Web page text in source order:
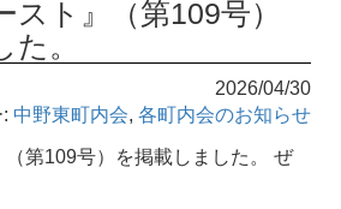
スト』（第109号）
。
2026/04/30
中野東町内会, 各町内会のお知らせ
（第109号）を掲載しました。 ぜ